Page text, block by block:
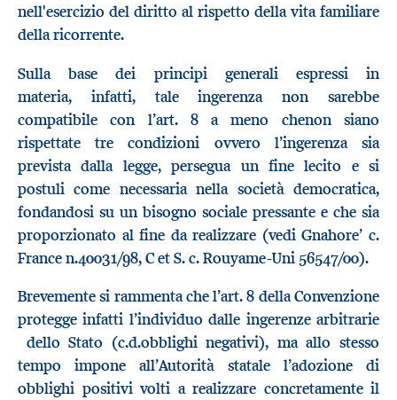
nell'esercizio del diritto al rispetto della vita familiare
della ricorrente.
Sulla base dei principi generali espressi in
materia, infatti, tale ingerenza non sarebbe
compatibile con l’art. 8 a meno chenon siano
rispettate tre condizioni ovvero l’ingerenza sia
prevista dalla legge, persegua un fine lecito e si
postuli come necessaria nella società democratica,
fondandosi su un bisogno sociale pressante e che sia
proporzionato al fine da realizzare (vedi Gnahore’ c.
France n.40031/98, C et S. c. Rouyame-Uni 56547/00).
Brevemente si rammenta che l’art. 8 della Convenzione
protegge infatti l’individuo dalle ingerenze arbitrarie
dello Stato (c.d.obblighi negativi), ma allo stesso
tempo impone all’Autorità statale l’adozione di
obblighi positivi volti a realizzare concretamente il